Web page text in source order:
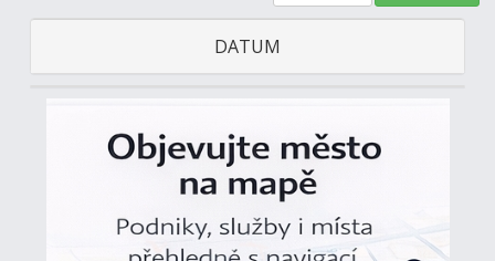
DATUM